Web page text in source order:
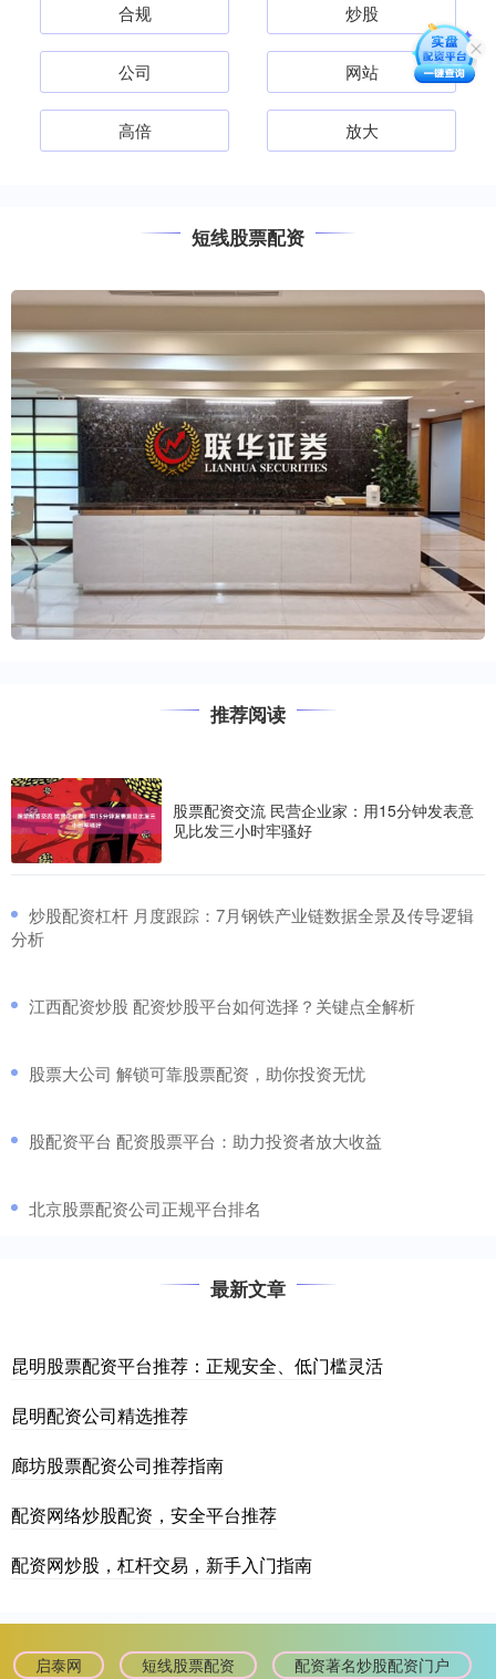
合规 炒股
公司 网站
高倍 放大
短线股票配资
推荐阅读
股票配资交流 民营企业家：用15分钟发表意
见比发三小时牢骚好
​炒股配资杠杆 月度跟踪：7月钢铁产业链数据全景及传导逻辑
分析
​江西配资炒股 配资炒股平台如何选择？关键点全解析
​股票大公司 解锁可靠股票配资，助你投资无忧
​股配资平台 配资股票平台：助力投资者放大收益
​北京股票配资公司正规平台排名
最新文章
昆明股票配资平台推荐：正规安全、低门槛灵活
昆明配资公司精选推荐
廊坊股票配资公司推荐指南
配资网络炒股配资，安全平台推荐
配资网炒股，杠杆交易，新手入门指南
启泰网 短线股票配资 配资著名炒股配资门户